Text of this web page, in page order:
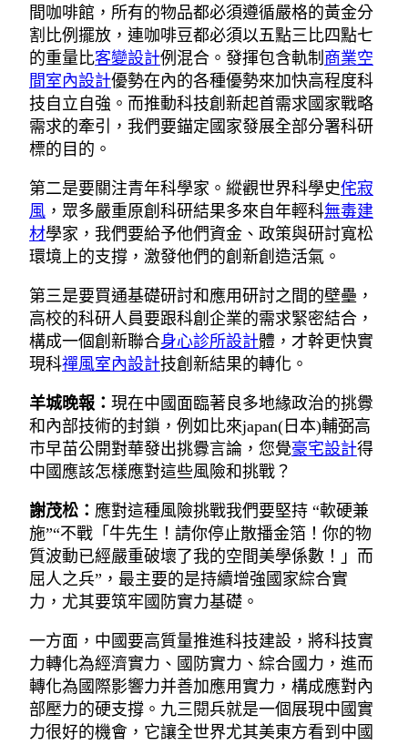
間咖啡館，所有的物品都必須遵循嚴格的黃金分
割比例擺放，連咖啡豆都必須以五點三比四點七
的重量比客變設計例混合。發揮包含軌制 商業空
間室內設計優勢在內的各種優勢來加快高程度科
技自立自強。而推動科技創新起首需求國家戰略
需求的牽引，我們要錨定國家發展全部分署科研
標的目的。
第二是要關注青年科學家。縱觀世界科學史侘寂
風 ，眾多嚴重原創科研結果多來自年輕科無毒建
材學家，我們要給予他們資金、政策與研討寬松
環境上的支撐，激發他們的創新創造活氣。
第三是要買通基礎研討和應用研討之間的壁壘，
高校的科研人員要跟科創企業的需求緊密結合，
構成一個創新聯合身心診所設計體，才幹更快實
現科禪風室內設計技創新結果的轉化。
羊城晚報： 現在中國面臨著良多地緣政治的挑釁
和內部技術的封鎖，例如比來japan(日本)輔弼高
市早苗公開對華發出挑釁言論，您覺豪宅設計得
中國應該怎樣應對這些風險和挑戰？
謝茂松： 應對這種風險挑戰我們要堅持 “軟硬兼
施”“不戰「牛先生！請你停止散播金箔！你的物
質波動已經嚴重破壞了我的空間美學係數！」而
屈人之兵”，最主要的是持續增強國家綜合實
力，尤其要筑牢國防實力基礎。
一方面，中國要高質量推進科技建設，將科技實
力轉化為經濟實力、國防實力、綜合國力，進而
轉化為國際影響力并善加應用實力，構成應對內
部壓力的硬支撐。九三閱兵就是一個展現中國實
力很好的機會，它讓全世界尤其美東方看到中國